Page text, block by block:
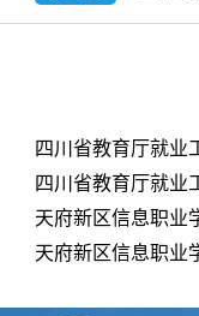
四川省教育厅就业
四川省教育厅就业
天府新区信息职业
天府新区信息职业